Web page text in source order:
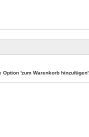
'zum Warenkorb hinzufügen'.